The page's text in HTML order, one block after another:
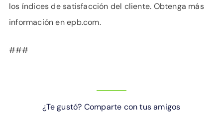
los índices de satisfacción del cliente. Obtenga más
información en epb.com.
###
¿Te gustó? Comparte con tus amigos